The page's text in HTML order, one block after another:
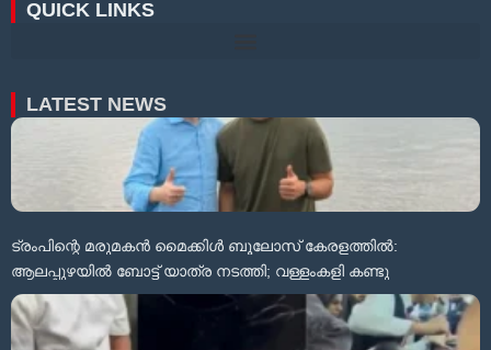
QUICK LINKS
LATEST NEWS
ട്രംപിന്റെ മരുമകൻ മൈക്കിൾ ബൂലോസ് കേരളത്തിൽ:
ആലപ്പുഴയിൽ ബോട്ട് യാത്ര നടത്തി; വള്ളംകളി കണ്ടു